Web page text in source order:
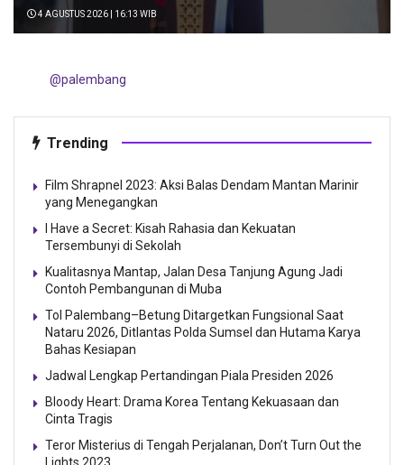
4 AGUSTUS 2026 | 16:13 WIB
@palembang
Trending
Film Shrapnel 2023: Aksi Balas Dendam Mantan Marinir
yang Menegangkan
I Have a Secret: Kisah Rahasia dan Kekuatan
Tersembunyi di Sekolah
Kualitasnya Mantap, Jalan Desa Tanjung Agung Jadi
Contoh Pembangunan di Muba
Tol Palembang–Betung Ditargetkan Fungsional Saat
Nataru 2026, Ditlantas Polda Sumsel dan Hutama Karya
Bahas Kesiapan
Jadwal Lengkap Pertandingan Piala Presiden 2026
Bloody Heart: Drama Korea Tentang Kekuasaan dan
Cinta Tragis
Teror Misterius di Tengah Perjalanan, Don’t Turn Out the
Lights 2023